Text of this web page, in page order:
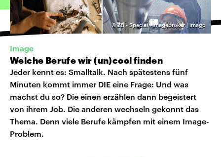
©ZB - Special | imagebroker | imago
Image
Welche Berufe wir (un)cool finden
Jeder kennt es: Smalltalk. Nach spätestens fünf
Minuten kommt immer DIE eine Frage: Und was
machst du so? Die einen erzählen dann begeistert
von ihrem Job. Die anderen wechseln gekonnt das
Thema. Denn viele Berufe kämpfen mit einem Image-
Problem.